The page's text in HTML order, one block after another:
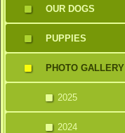
OUR DOGS
PUPPIES
PHOTO GALLERY
2025
2024